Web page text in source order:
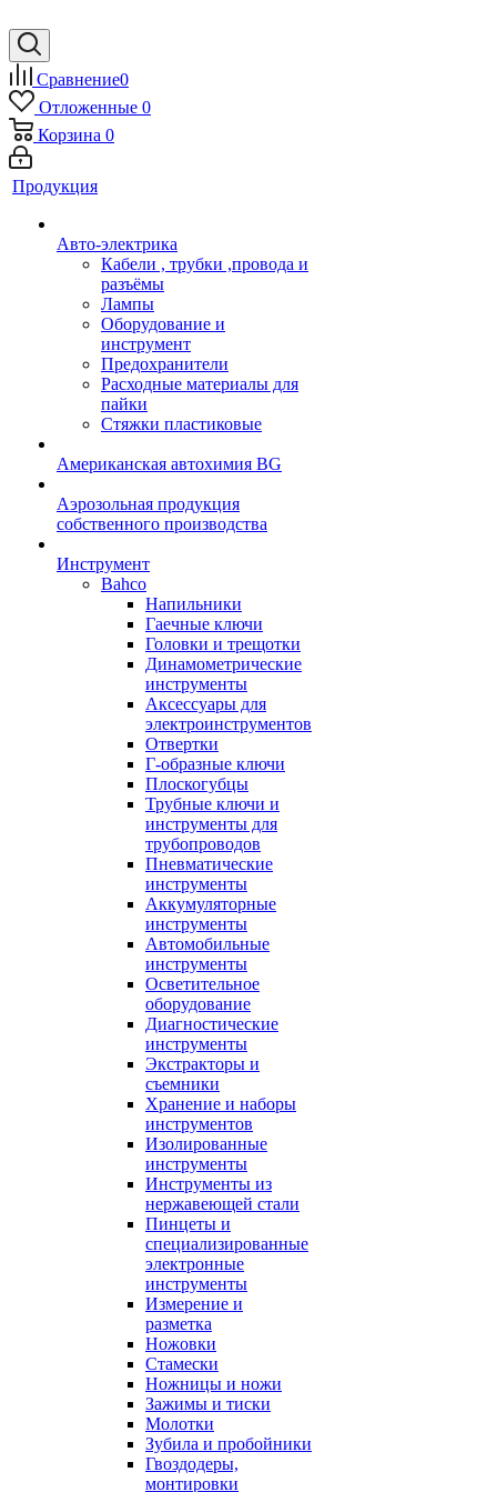
Сравнение0
Отложенные 0
Корзина 0
Продукция
Авто-электрика
Кабели , трубки ,провода и
разъёмы
Лампы
Оборудование и
инструмент
Предохранители
Расходные материалы для
пайки
Стяжки пластиковые
Американская автохимия BG
Аэрозольная продукция
собственного производства
Инструмент
Bahco
Напильники
Гаечные ключи
Головки и трещотки
Динамометрические
инструменты
Аксессуары для
электроинструментов
Отвертки
Г-образные ключи
Плоскогубцы
Трубные ключи и
инструменты для
трубопроводов
Пневматические
инструменты
Аккумуляторные
инструменты
Автомобильные
инструменты
Осветительное
оборудование
Диагностические
инструменты
Экстракторы и
съемники
Хранение и наборы
инструментов
Изолированные
инструменты
Инструменты из
нержавеющей стали
Пинцеты и
специализированные
электронные
инструменты
Измерение и
разметка
Ножовки
Стамески
Ножницы и ножи
Зажимы и тиски
Молотки
Зубила и пробойники
Гвоздодеры,
монтировки